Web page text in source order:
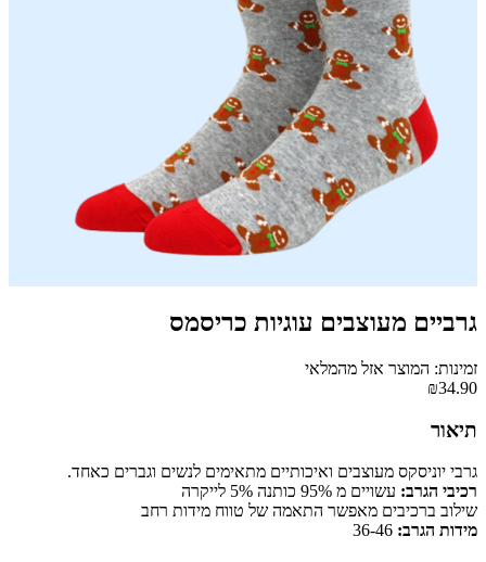
גרביים מעוצבים עוגיות כריסמס
זמינות: המוצר אזל מהמלאי
₪34.90
תיאור
גרבי יוניסקס מעוצבים ואיכותיים מתאימים לנשים וגברים כאחד.
רכיבי הגרב: עשויים מ 95% כותנה 5% לייקרה
שילוב ברכיבים מאפשר התאמה של טווח מידות רחב
מידות הגרב: 36-46